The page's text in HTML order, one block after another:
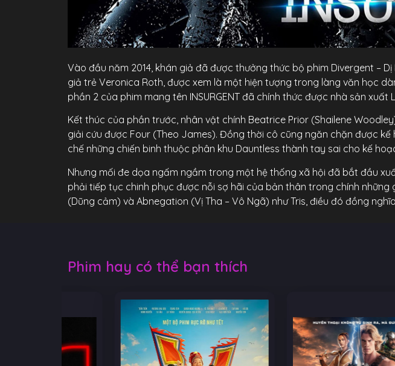
Vào đầu năm 2014, khán giả đã được thưởng thức bộ phim Divergent –
giả trẻ Veronica Roth, được xem là một hiện tượng trong làng văn học
phần 2 của phim mang tên INSURGENT đã chính thức được nhà sản
Kết thúc của phần trước, nhân vật chính Beatrice Prior (Shailene
giải cứu được Four (Theo James). Đồng thời cô cũng ngăn chặn được
chế những chiến binh thuộc phân khu Dauntless thành tay sai cho kế
Nhưng mối đe dọa ngấm ngầm trong một hệ thống xã hội đã bắt đầu
phải tiếp tục chinh phục được nỗi sợ hãi của bản thân trong chính
(Dũng cảm) và Abnegation (Vị Tha – Vô Ngã) như Tris, điều đó đồng
Phim hay có thể bạn thích